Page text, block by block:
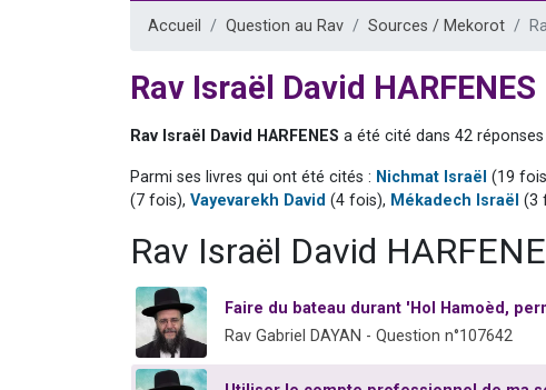
Accueil Question au Rav Sources / Mekorot
Rav Israël David HARFENES
Rav Israël David HARFENES a été cité dans 42
Parmi ses livres qui ont été cités : Nichmat Israël (19
(7 fois), Vayevarekh David (4 fois), Mékadech Israël (3
Rav Israël David
Faire du bateau durant 'Hol Hamoèd,
Rav Gabriel DAYAN - Question n°107642